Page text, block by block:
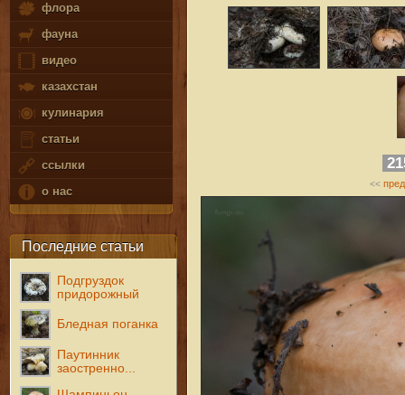
флора
фауна
видео
казахстан
кулинария
статьи
ссылки
о нас
Последние статьи
Подгруздок
придорожный
Бледная поганка
Паутинник
заостренно...
<<